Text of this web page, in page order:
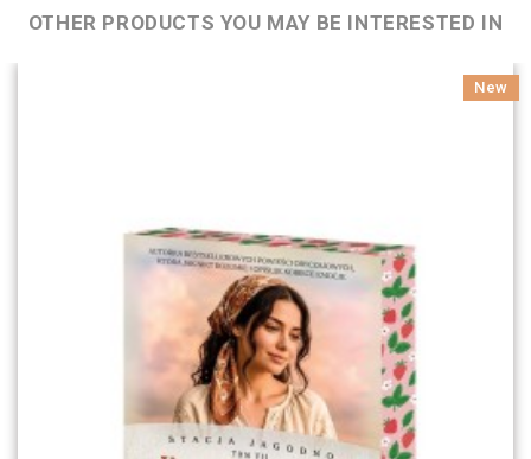
OTHER PRODUCTS YOU MAY BE INTERESTED IN
New